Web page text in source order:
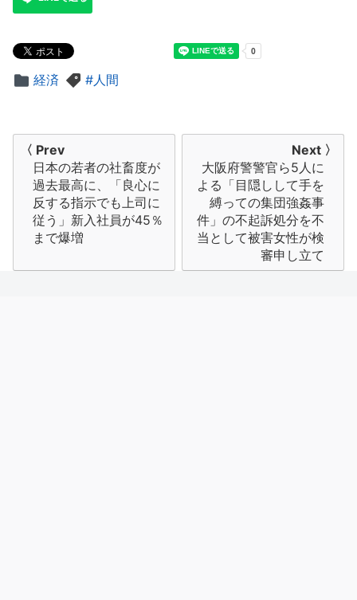
経済 人間
〈 Prev
日本の若者の社畜度が
過去最高に、「良心に
反する指示でも上司に
従う」新入社員が45％
まで爆増
Next 〉
大阪府警警官ら5人に
よる「目隠しして手を
縛っての集団強姦事
件」の不起訴処分を不
当として被害女性が検
審申し立て